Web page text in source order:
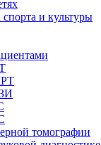
и культуры
томографии